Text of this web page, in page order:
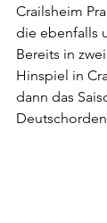
Crailsheim
die ebenfalls
Bereits in
Hinspiel in
dann das